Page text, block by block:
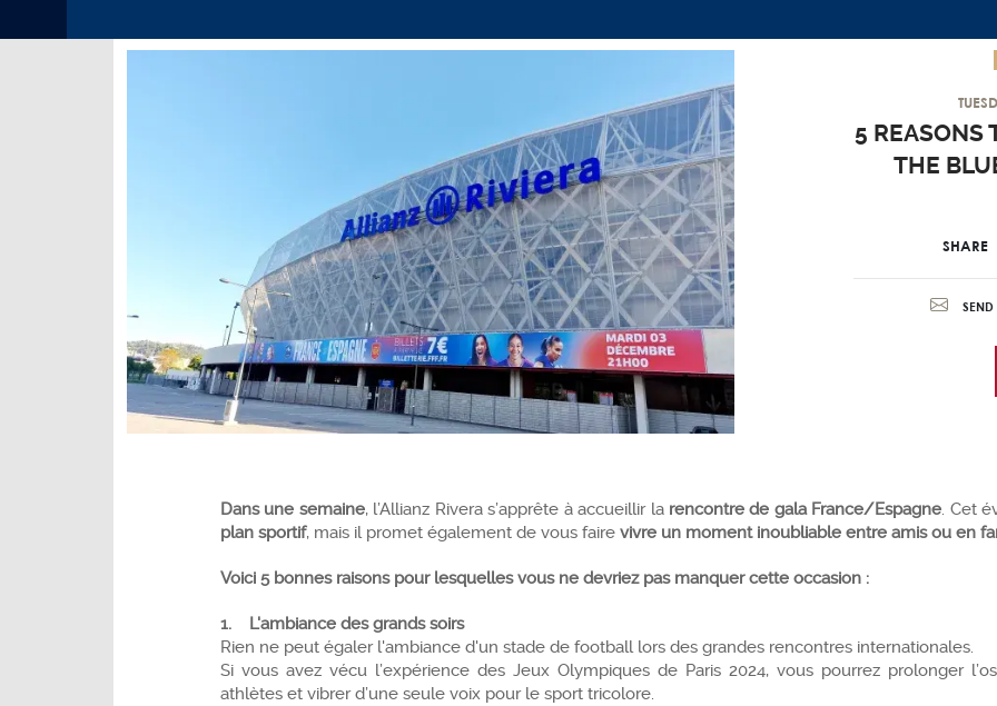
5 REASONS
THE
SHARE
SEND
Dans une semaine, l’Allianz Rivera s’apprête à accueillir la rencontre de gala France/Espagne. Cet
plan sportif, mais il promet également de vous faire vivre un moment inoubliable entre amis ou en
Voici 5 bonnes raisons pour lesquelles vous ne devriez pas manquer cette occasion :
1. L'ambiance des grands soirs
Rien ne peut égaler l'ambiance d'un stade de football lors des grandes rencontres internationales.
Si vous avez vécu l’expérience des Jeux Olympiques de Paris 2024, vous pourrez prolonger
athlètes et vibrer d’une seule voix pour le sport tricolore.